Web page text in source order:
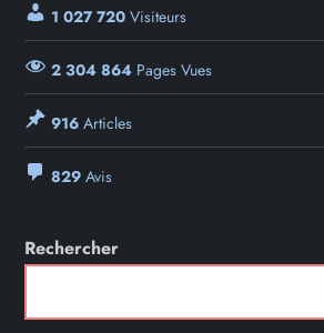
1 027 720 Visiteurs
2 304 864 Pages Vues
916 Articles
829 Avis
Rechercher